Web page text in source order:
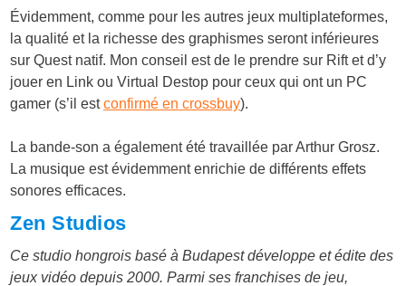
Évidemment, comme pour les autres jeux multiplateformes,
la qualité et la richesse des graphismes seront inférieures
sur Quest natif. Mon conseil est de le prendre sur Rift et d’y
jouer en Link ou Virtual Destop pour ceux qui ont un PC
gamer (s’il estconfirmé en crossbuy).
La bande-son a également été travaillée par Arthur Grosz.
La musique est évidemment enrichie de différents effets
sonores efficaces.
Zen Studios
Ce studio hongrois basé à Budapest développe et édite des
jeux vidéo depuis 2000. Parmi ses franchises de jeu,